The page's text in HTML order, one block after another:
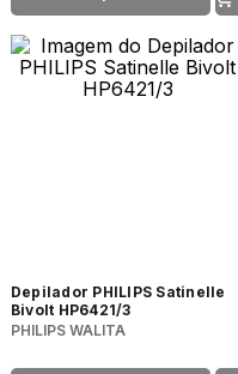
Depilador PHILIPS Satinelle
Bivolt HP6421/3
PHILIPS WALITA